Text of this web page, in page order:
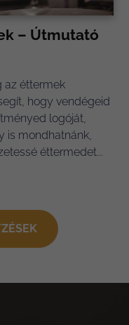
– Útmutató
az éttermek
hogy vendégeid
logóját,
is mondhatnánk,
éttermedet...